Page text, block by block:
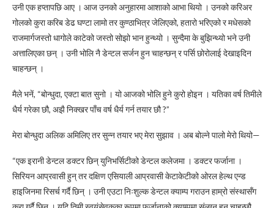
उनी एक हप्तापछि आए । आज उनको अनुहारमा आशाको आभा थियो । उनको करिअर
गोलको कुरा करिब डेढ घण्टा लामो तर कुण्ठाभित्र जेलिएको, हतारो भरिएको र मधेसको
राजमार्गजस्तो धागोले काटेको जस्तो सोझो भान हुन्थ्यो । सुन्दैमा के बुझिन्थ्यो भने उनी
अत्तालिएका छन् । उनी भोलि नै डेन्टल सर्जन हुन चाहन्छन् र पर्सि छोरोलाई देखाइदिन
चाहन्छन् ।
मैले भनें, “बोन्धुदा, एक्टा बात सुनो । यो आजको भोलि हुने कुरो होइन । यतिका वर्ष तिमीले
धैर्य गरेका छौ, अझै निक्खर पाँच वर्ष धैर्य गर्न तयार छौ ?”
मेरा बोन्धुदा अलिक अमिलिए तर सुन्न तयार भए मेरा सुझाव । अब बोल्ने पालो मेरो थियो—
“एक इरानी डेन्टल डक्टर छिन् युनिभर्सिटीको डेन्टल कलेजमा । डक्टर फर्जाना ।
सिरियन आप्रवासी हुन् तर दक्षिण एसियाली आप्रवासी केटाकेटीको ओरल हेल्थ एन्ड
हाइजिनमा रिसर्च गर्दै छिन् । उनी एउटा निःशुल्क डेन्टल क्याम्प गराउन हाम्रो संस्थासँग